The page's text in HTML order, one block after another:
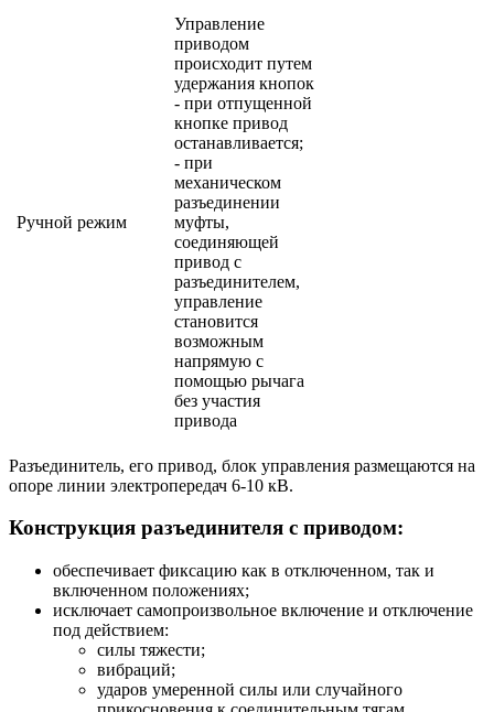
Ручной режим
Управление
приводом
происходит путем
удержания кнопок
- при отпущенной
кнопке привод
останавливается;
- при
механическом
разъединении
муфты,
соединяющей
привод с
разъединителем,
управление
становится
возможным
напрямую с
помощью рычага
без участия
привода
Разъединитель, его привод, блок управления размещаются на
опоре линии электропередач 6-10 кВ.
Конструкция разъединителя с приводом:
обеспечивает фиксацию как в отключенном, так и
включенном положениях;
исключает самопроизвольное включение и отключение
под действием:
силы тяжести;
вибраций;
ударов умеренной силы или случайного